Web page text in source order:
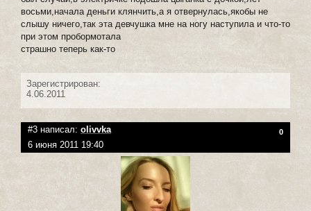
восьми,начала деньги клянчить,а я отвернулась,якобы не
слышу ничего,так эта девчушка мне на ногу наступила и что-то
при этом пробормотала
страшно теперь как-то
Зарегистрирован:
4.06.2011
#3 написал: olivvka 0
6 июня 2011 19:40